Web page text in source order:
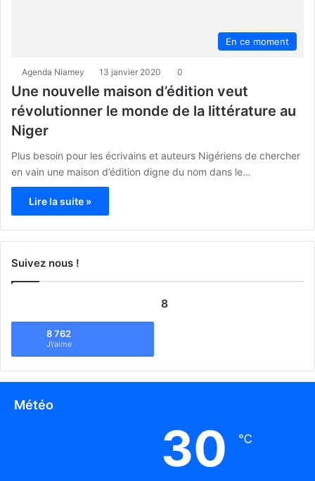
En ce moment
Agenda Niamey 13 janvier 2020 0
Une nouvelle maison d’édition veut
révolutionner le monde de la littérature au
Niger
Plus besoin pour les écrivains et auteurs Nigériens de chercher
en vain une maison d’édition digne du nom dans le…
Lire la suite »
Suivez nous !
8
8 762
J\'aime
Météo
30 ℃